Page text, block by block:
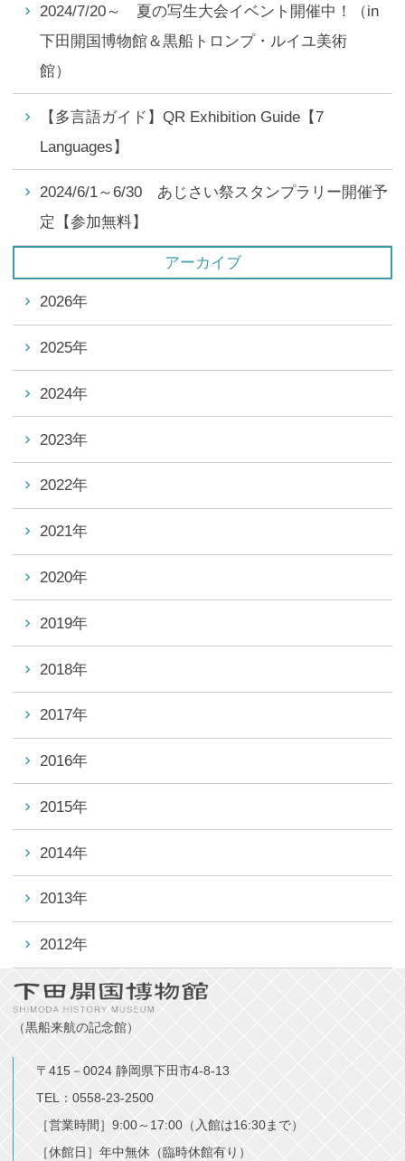
2024/7/20～ 夏の写生大会イベント開催中！（in
下田開国博物館＆黒船トロンプ・ルイユ美術
館）
【多言語ガイド】QR Exhibition Guide【7
Languages】
2024/6/1～6/30 あじさい祭スタンプラリー開催予
定【参加無料】
アーカイブ
2026年
2025年
2024年
2023年
2022年
2021年
2020年
2019年
2018年
2017年
2016年
2015年
2014年
2013年
2012年
（黒船来航の記念館）
〒415－0024 静岡県下田市4-8-13
TEL：0558-23-2500
［営業時間］9:00～17:00（入館は16:30まで）
［休館日］年中無休（臨時休館有り）